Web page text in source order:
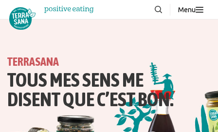
Menu
À propos de nous
Contacter
Recettes
TERRASANA
TOUS MES SENS ME
DISENT QUE C’EST BON.